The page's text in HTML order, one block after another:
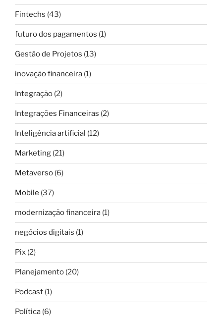
Fintechs (43)
futuro dos pagamentos (1)
Gestão de Projetos (13)
inovação financeira (1)
Integração (2)
Integrações Financeiras (2)
Inteligência artificial (12)
Marketing (21)
Metaverso (6)
Mobile (37)
modernização financeira (1)
negócios digitais (1)
Pix (2)
Planejamento (20)
Podcast (1)
Política (6)